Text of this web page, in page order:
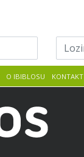
O IBIBLOSU KONTAKT